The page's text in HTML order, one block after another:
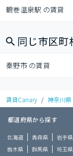
鶴巻温泉駅 の賃貸
同じ市区町
秦野市 の賃貸
賃貸Canary / 神奈川県
都道府県から探す
北海道 青森県 岩手県
栃木県
群馬県 埼玉県